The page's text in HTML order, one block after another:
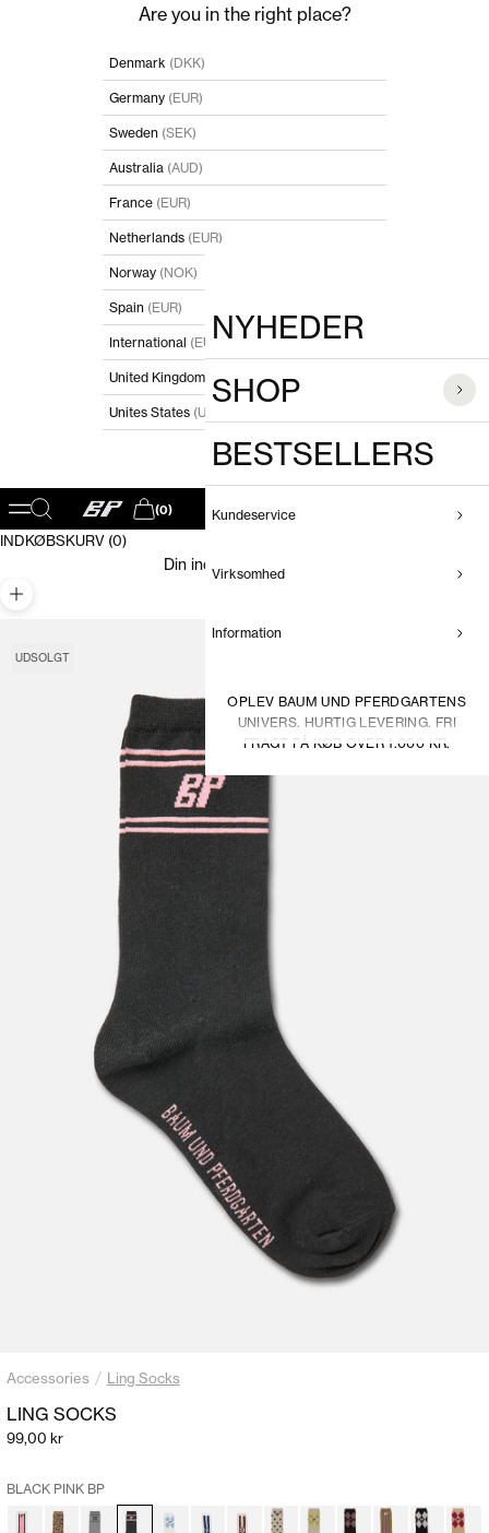
Are you in the right place?
Denmark (DKK)
Germany (EUR)
Sweden (SEK)
Australia (AUD)
France (EUR)
Netherlands (EUR)
Norway (NOK)
Spain (EUR)
International (EUR)
United Kingdom (GBP)
Unites States (USD)
Åbn navigationsmenu
Åbn søgefunktionBaum und Pferdgarten DK
Åbn indkøbskurv
(0)
NYHEDER
SHOP
BESTSELLERS
Kundeservice
Virksomhed
Information
OPLEV BAUM UND PFERDGARTENS
UNIVERS. HURTIG LEVERING. FRI
FRAGT PÅ KØB OVER 1.000 KR.
INDKØBSKURV (0)
Din indkøbskurv er tom
Zoom
UDSOLGT
Accessories / Ling Socks
LING SOCKS
Salgspris
99,00 kr
BLACK PINK BP
POPULÆRE SØGNINGER
PRODUKTER